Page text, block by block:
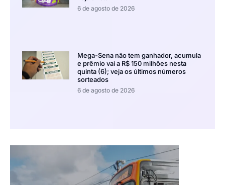
6 de agosto de 2026
Mega-Sena não tem ganhador, acumula
e prêmio vai a R$ 150 milhões nesta
quinta (6); veja os últimos números
sorteados
6 de agosto de 2026